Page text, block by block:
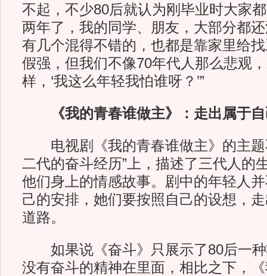
不起，不少80后就认为刚毕业时大家
两年了，我的同学、朋友，大部分都
有几个混得不错的，也都是靠家里给
假强，但我们不像70年代人那么悲观
样，‘我这么年轻我怕谁呀？’”
《我的青春谁做主》：走出属于
电视剧《我的青春谁做主》的主题
二代的奋斗经历”上，描述了三代人的
他们身上的情感故事。剧中的年轻人
己的安排，她们要按照自己的设想，
道路。
如果说《奋斗》只展示了80后一种
没有奋斗的精神在里面，相比之下，